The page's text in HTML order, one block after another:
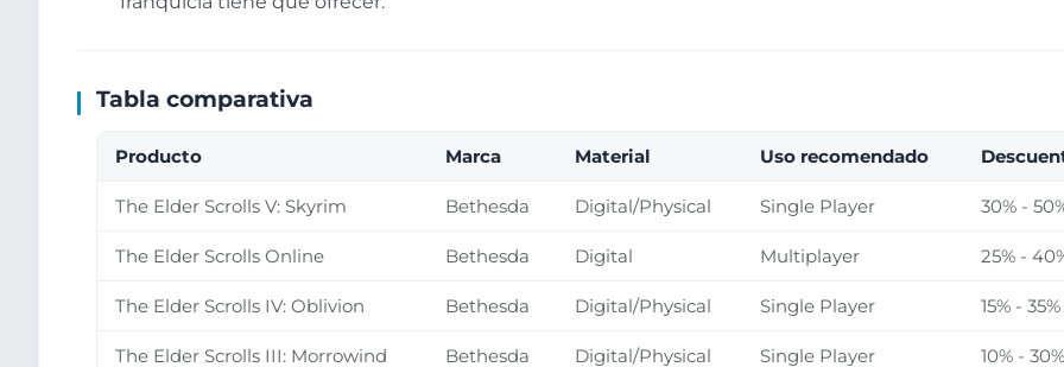
Tabla comparativa
Producto Marca Material Uso recomendado
The Elder Scrolls V: Skyrim Bethesda Digital/Physical Single Player 30% -
The Elder Scrolls Online Bethesda Digital Multiplayer 25% -
The Elder Scrolls IV: Oblivion Bethesda Digital/Physical Single Player 15% - 35%
The Elder Scrolls III: Morrowind Bethesda Digital/Physical Single Player 10% - 30%